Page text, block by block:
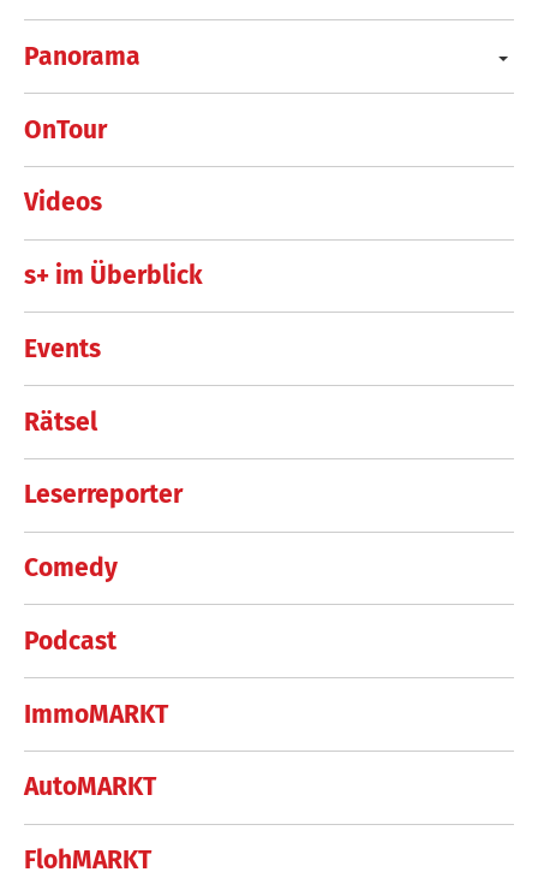
Panorama
OnTour
Videos
s+ im Überblick
Events
Rätsel
Leserreporter
Comedy
Podcast
ImmoMARKT
AutoMARKT
FlohMARKT